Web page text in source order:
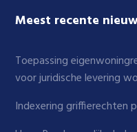
Meest recente
Toepassing
voor juridische levering
Indexering griffierechten